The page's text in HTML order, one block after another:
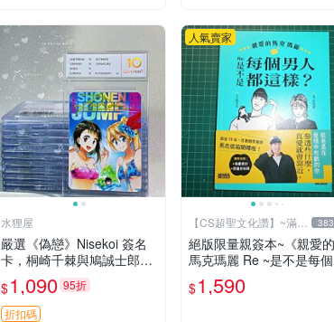
水狸屋
嚴選《偽戀》Nisekoi 簽名
卡，桐崎千棘與鳩誠士郎精
美周邊，3寸日版中古帶原
裝卡磚，國內直郵 偽戀 Nis
ekoi 簽名卡 桐崎千棘
$1,090 95折
折扣碼
人氣賣家
【CS超聖文化讚】~滿千
元送運
絕版限量親簽本~《親愛的
馬克瑪麗 Re ~是不是每
人都這樣？（附贈快速通關
信封）》附書腰 歐馬克 吳
$1,590